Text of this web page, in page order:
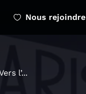
Nous rejoindre
l’...